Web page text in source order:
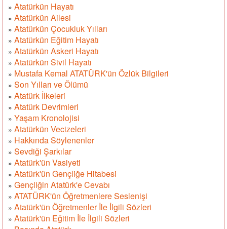
» Atatürkün Hayatı
» Atatürkün Ailesi
» Atatürkün Çocukluk Yılları
» Atatürkün Eğitim Hayatı
» Atatürkün Askeri Hayatı
» Atatürkün Sivil Hayatı
» Mustafa Kemal ATATÜRK'ün Özlük Bilgileri
» Son Yılları ve Ölümü
» Atatürk İlkeleri
» Atatürk Devrimleri
» Yaşam Kronolojisi
» Atatürkün Vecizeleri
» Hakkında Söylenenler
» Sevdiği Şarkılar
» Atatürk'ün Vasiyeti
» Atatürk'ün Gençliğe Hitabesi
» Gençliğin Atatürk'e Cevabı
» ATATÜRK'ün Öğretmenlere Seslenişi
» Atatürk'ün Öğretmenler İle İlgili Sözleri
» Atatürk'ün Eğitim İle İlgili Sözleri